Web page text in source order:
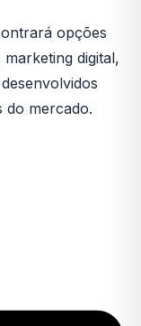
opções
digital,
do mercado.